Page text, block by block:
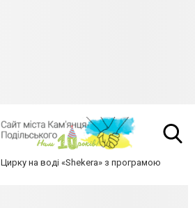
Цирку на воді «Shekera» з програмою